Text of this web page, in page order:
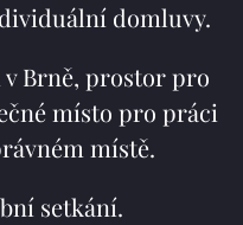
domluvy.
Brně, prostor pro
místo pro práci
místě.
setkání.